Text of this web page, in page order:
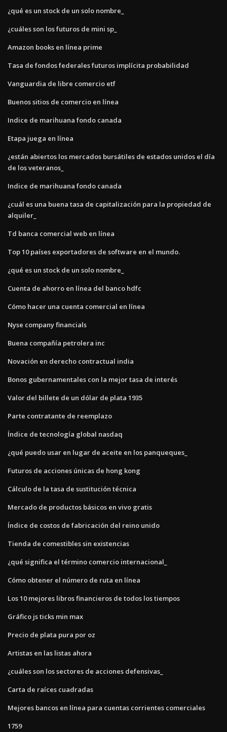
¿qué es un stock de un solo nombre_
¿cuáles son los futuros de mini sp_
Amazon books en línea prime
Tasa de fondos federales futuros implícita probabilidad
Vanguardia de libre comercio etf
Buenos sitios de comercio en línea
Indice de marihuana fondo canada
Etapa juega en línea
¿están abiertos los mercados bursátiles de estados unidos el día
de los veteranos_
Indice de marihuana fondo canada
¿cuál es una buena tasa de capitalización para la propiedad de
alquiler_
Td banca comercial web en línea
Top 10 países exportadores de software en el mundo.
¿qué es un stock de un solo nombre_
Cuenta de ahorro en línea del banco hdfc
Cómo hacer una cuenta comercial en línea
Nyse company financials
Buena compañía petrolera inc
Novación en derecho contractual india
Bonos gubernamentales con la mejor tasa de interés
Valor del billete de un dólar de plata 1935
Parte contratante de reemplazo
Índice de tecnología global nasdaq
¿qué puedo usar en lugar de aceite en los panqueques_
Futuros de acciones únicas de hong kong
Cálculo de la tasa de sustitución técnica
Mercado de productos básicos en vivo gratis
Índice de costos de fabricación del reino unido
Tienda de comestibles sin existencias
¿qué significa el término comercio internacional_
Cómo obtener el número de ruta en línea
Los 10 mejores libros financieros de todos los tiempos
Gráfico js ticks min max
Precio de plata pura por oz
Artistas en las listas ahora
¿cuáles son los sectores de acciones defensivas_
Carta de raíces cuadradas
Mejores bancos en línea para cuentas corrientes comerciales
1759